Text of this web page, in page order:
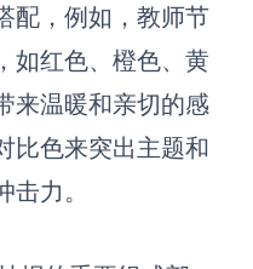
案
配，例如，教师节
如红色、橙色、黄
来温暖和亲切的感
比色来突出主题和
力。